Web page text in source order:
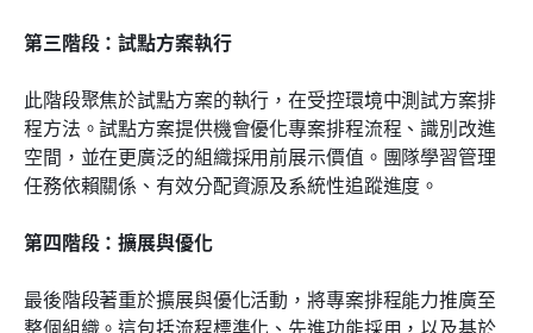
第三階段：試點方案執行
此階段聚焦於試點方案的執行，在受控環境中測試方案排
程方法。試點方案提供機會優化專案排程流程、識別改進
空間，並在更廣泛的組織採用前展示價值。團隊學習管理
任務依賴關係、有效分配資源及系統性追蹤進度。
第四階段：擴展與優化
最後階段著重於擴展與優化活動，將專案排程能力推廣至
整個組織。這包括流程標準化、先進功能採用，以及基於